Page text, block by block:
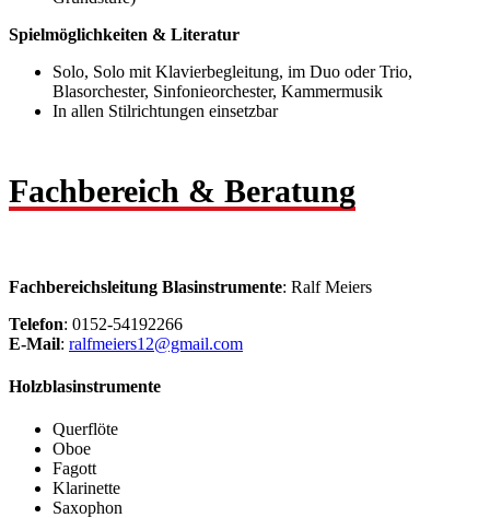
Spielmöglichkeiten & Literatur
Solo, Solo mit Klavierbegleitung, im Duo oder Trio,
Blasorchester, Sinfonieorchester, Kammermusik
In allen Stilrichtungen einsetzbar
Fachbereich & Beratung
Fachbereichsleitung Blasinstrumente: Ralf Meiers
Telefon: 0152-54192266
E-Mail: ralfmeiers12@gmail.com
Holzblasinstrumente
Querflöte
Oboe
Fagott
Klarinette
Saxophon